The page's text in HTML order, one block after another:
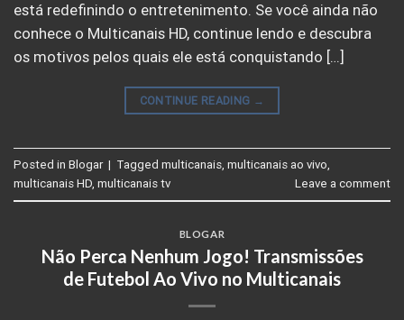
está redefinindo o entretenimento. Se você ainda não
conhece o Multicanais HD, continue lendo e descubra
os motivos pelos quais ele está conquistando […]
CONTINUE READING →
Posted in Blogar | Tagged multicanais multicanais ao vivo
multicanais HD multicanais tv Leave a comment
BLOGAR
Não Perca Nenhum Jogo! Transmissões
de Futebol Ao Vivo no Multicanais